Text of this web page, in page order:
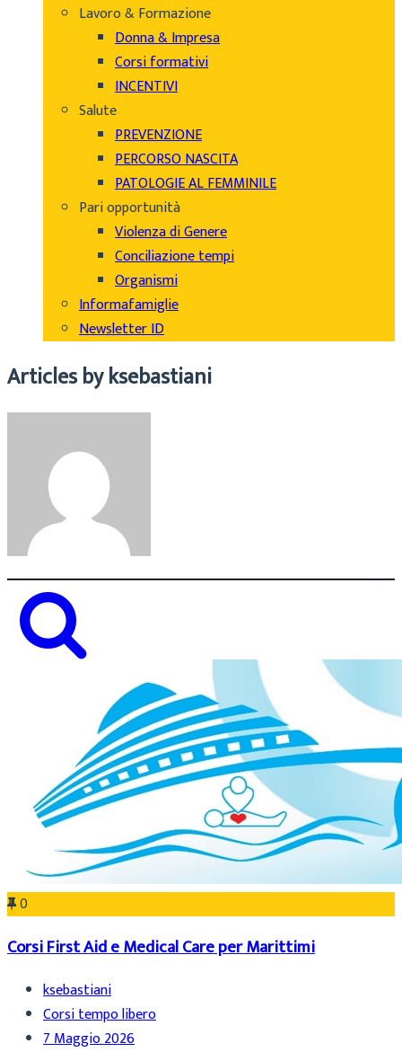
Lavoro & Formazione
Donna & Impresa
Corsi formativi
INCENTIVI
Salute
PREVENZIONE
PERCORSO NASCITA
PATOLOGIE AL FEMMINILE
Pari opportunità
Violenza di Genere
Conciliazione tempi
Organismi
Informafamiglie
Newsletter ID
Articles by ksebastiani
0
Corsi First Aid e Medical Care per Marittimi
ksebastiani
Corsi tempo libero
7 Maggio 2026